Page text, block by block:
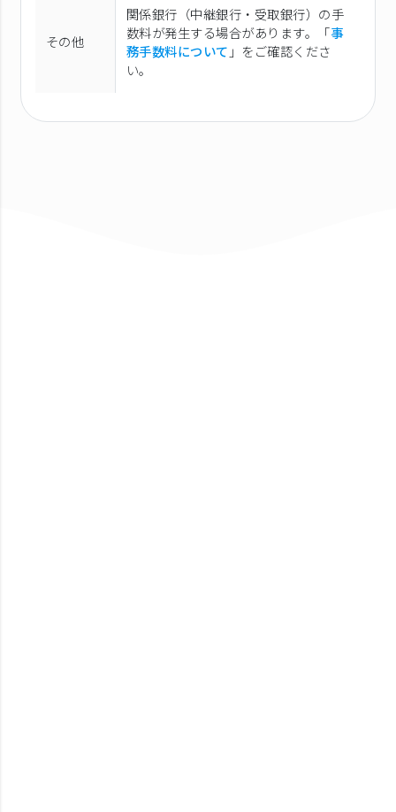
その他
関係銀行（中継銀行・受取銀行）の手
数料が発生する場合があります。「事
務手数料について 」をご確認くださ
い。